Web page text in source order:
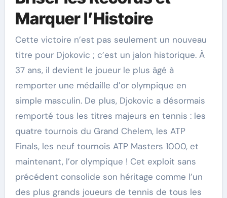
Marquer l’Histoire
Cette victoire n’est pas seulement un nouveau
titre pour Djokovic ; c’est un jalon historique. À
37 ans, il devient le joueur le plus âgé à
remporter une médaille d’or olympique en
simple masculin. De plus, Djokovic a désormais
remporté tous les titres majeurs en tennis : les
quatre tournois du Grand Chelem, les ATP
Finals, les neuf tournois ATP Masters 1000, et
maintenant, l’or olympique ! Cet exploit sans
précédent consolide son héritage comme l’un
des plus grands joueurs de tennis de tous les